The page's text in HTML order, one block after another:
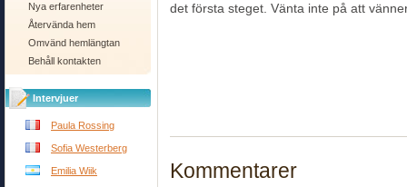
Nya erfarenheter
Återvända hem
Omvänd hemlängtan
Behåll kontakten
Intervjuer
Paula Rossing
Sofia Westerberg
Emilia Wiik
det första steget. Vänta inte på att
Kommentarer